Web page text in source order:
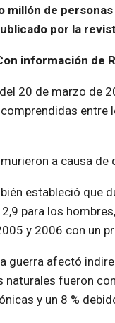
millón de
por la
información de
20 de marzo de
a causa de
estableció que
para los
y 2006 con un
guerra afectó
naturales fueron
y un 8 %